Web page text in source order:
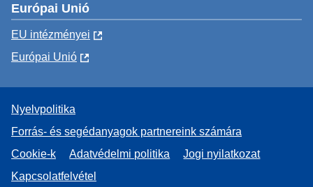
Európai Unió
EU intézményei
Európai Unió
Nyelvpolitika
Forrás- és segédanyagok partnereink számára
Cookie-k
Adatvédelmi politika
Jogi nyilatkozat
Kapcsolatfelvétel